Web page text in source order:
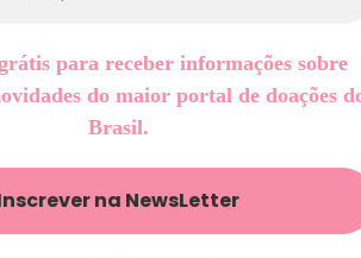
para receber informações sobre
do maior portal de doações
Brasil.